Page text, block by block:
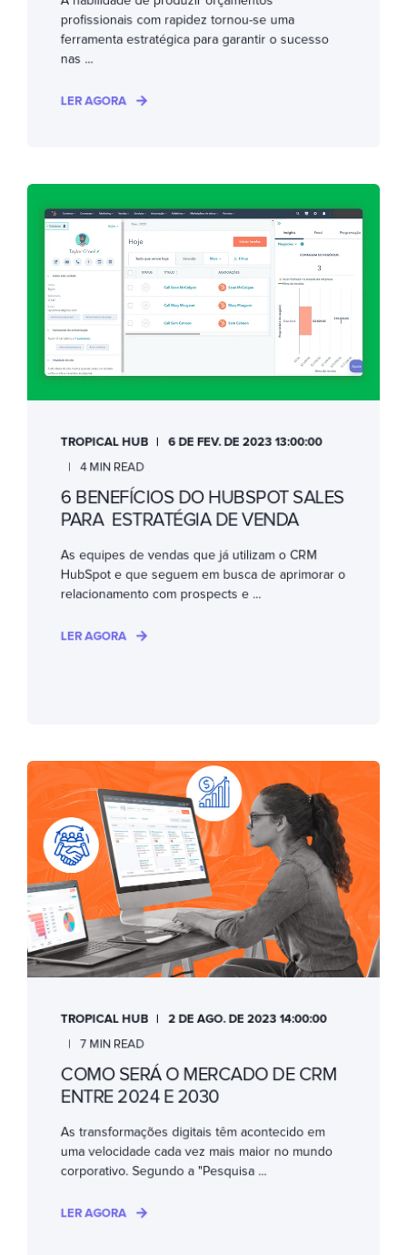
profissionais com rapidez tornou-se uma
ferramenta estratégica para garantir o sucesso
nas ...
LER AGORA
TROPICAL HUB 6 DE FEV. DE 2023 13:00:00
4 MIN READ
6 BENEFÍCIOS DO HUBSPOT SALES
PARA ESTRATÉGIA DE VENDA
As equipes de vendas que já utilizam o CRM
HubSpot e que seguem em busca de aprimorar o
relacionamento com prospects e ...
LER AGORA
TROPICAL HUB 2 DE AGO. DE 2023 14:00:00
7 MIN READ
COMO SERÁ O MERCADO DE CRM
ENTRE 2024 E 2030
As transformações digitais têm acontecido em
uma velocidade cada vez mais maior no mundo
corporativo. Segundo a "Pesquisa ...
LER AGORA